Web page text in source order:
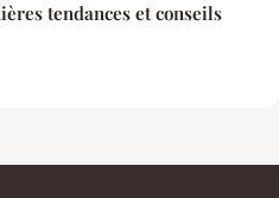
tendances et conseils